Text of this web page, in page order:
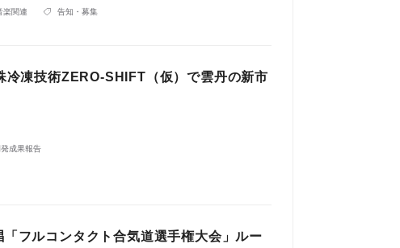
楽関連 告知・募集
凍技術ZERO-SHIFT（仮）で雲丹の新市
成果報告
フルコンタクト合気道選手権大会」ルー